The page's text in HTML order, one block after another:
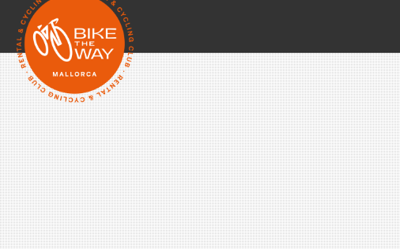
Compartir tus análisis
Cookies de terceros
Google Maps